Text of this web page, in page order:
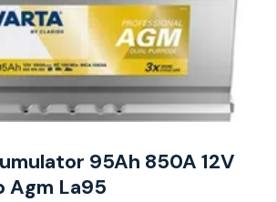
95Ah 850A 12V
Agm La95